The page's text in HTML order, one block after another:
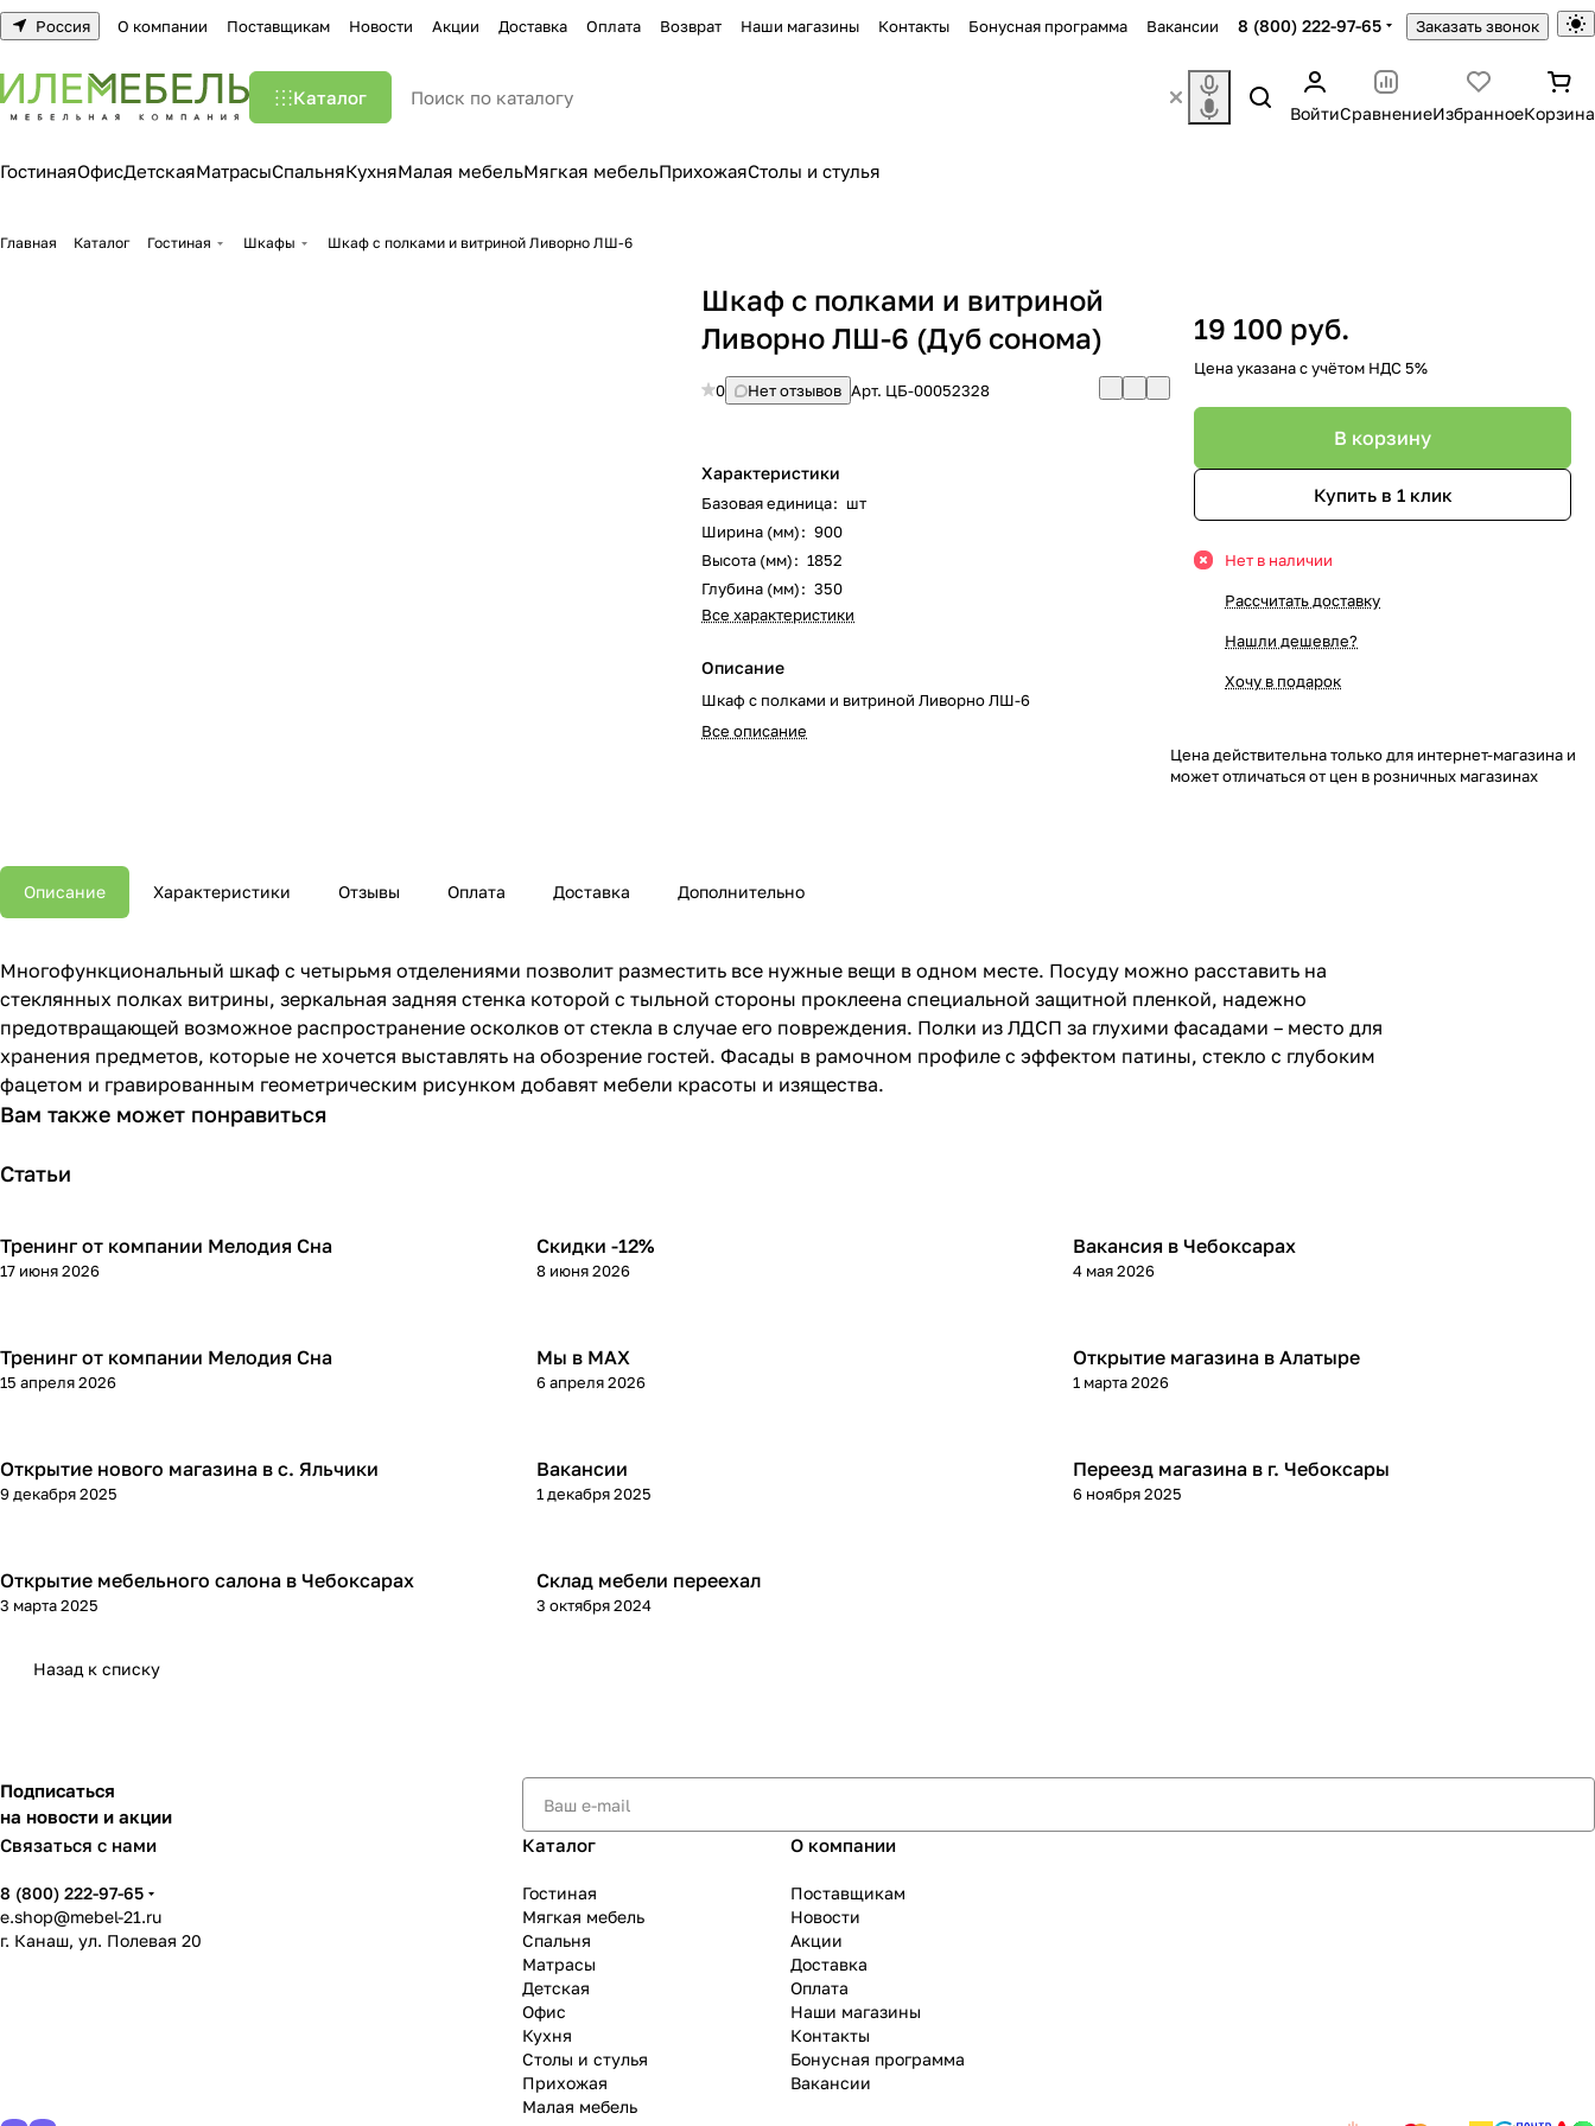
Россия О компании Поставщикам Новости Акции Доставка Оплата Возврат Наши магазины Контакты Бонусная программа Вакансии 8 (800) 222-97-65 Заказать звонок
Каталог
ВойтиСравнениеИзбранноеКорзина
ГостинаяОфисДетскаяМатрасыСпальняКухняМалая мебельМягкая мебельПрихожаяСтолы и стулья
Главная Каталог Гостиная Шкафы Шкаф с полками и витриной Ливорно ЛШ-6
Шкаф с полками и витриной
Ливорно ЛШ-6 (Дуб сонома)
0 Нет отзывов Арт. ЦБ-00052328
Характеристики
Базовая единица: шт
Ширина (мм): 900
Высота (мм): 1852
Глубина (мм): 350
Все характеристики
Описание
Шкаф с полками и витриной Ливорно ЛШ-6
Все описание
19 100 руб.
Цена указана с учётом НДС 5%
В корзину
Купить в 1 клик
Нет в наличии
Рассчитать доставку
Нашли дешевле?
Хочу в подарок
Цена действительна только для интернет-магазина и
может отличаться от цен в розничных магазинах
Описание Характеристики Отзывы Оплата Доставка Дополнительно
Многофункциональный шкаф с четырьмя отделениями позволит разместить все нужные вещи в одном месте. Посуду можно расставить на
стеклянных полках витрины, зеркальная задняя стенка которой с тыльной стороны проклеена специальной защитной пленкой, надежно
предотвращающей возможное распространение осколков от стекла в случае его повреждения. Полки из ЛДСП за глухими фасадами – место для
хранения предметов, которые не хочется выставлять на обозрение гостей. Фасады в рамочном профиле с эффектом патины, стекло с глубоким
фацетом и гравированным геометрическим рисунком добавят мебели красоты и изящества.
Вам также может понравиться
Статьи
Тренинг от компании Мелодия Сна
17 июня 2026
Скидки -12%
8 июня 2026
Вакансия в Чебоксарах
4 мая 2026
Тренинг от компании Мелодия Сна
15 апреля 2026
Мы в МАХ
6 апреля 2026
Открытие магазина в Алатыре
1 марта 2026
Открытие нового магазина в с. Яльчики
9 декабря 2025
Вакансии
1 декабря 2025
Переезд магазина в г. Чебоксары
6 ноября 2025
Открытие мебельного салона в Чебоксарах
3 марта 2025
Склад мебели переехал
3 октября 2024
Назад к списку
Подписаться
на новости и акции
Связаться с нами
8 (800) 222-97-65
e.shop@mebel-21.ru
г. Канаш, ул. Полевая 20
Каталог
Гостиная
Мягкая мебель
Спальня
Матрасы
Детская
Офис
Кухня
Столы и стулья
Прихожая
Малая мебель
О компании
Поставщикам
Новости
Акции
Доставка
Оплата
Наши магазины
Контакты
Бонусная программа
Вакансии